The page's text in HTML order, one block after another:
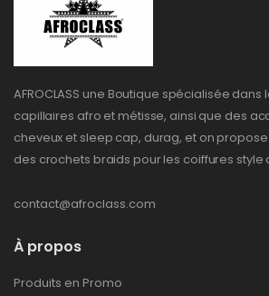
AFROCLASS une Boutique spécialisée
capillaires afro et métisse, ainsi que des
cheveux et sleep cap, durag, et on
des crochets braids pour les coiffures style
contact@afroclass.com
À propos
Produits en Promo